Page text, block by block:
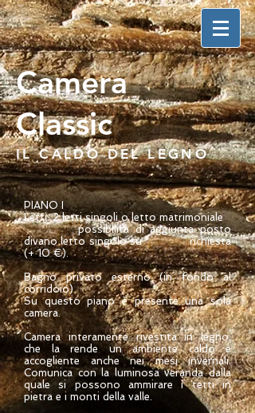
Camera
Classic
IL CALDO DEL LEGNO
PIANO I
Letti: 2 letti singoli o letto matrimoniale
possibilità di aggiunta posto
divano letto singolo su richiesta
(+ 10 €).
Bagno privato esterno (in fondo al
corridoio).
Su questo piano è presente una sola
camera.
Camera interamente rivestita in legno,
che la rende un ambiente caldo e
accogliente anche nei mesi invernali.
Comunica con la luminosa veranda dalla
quale si possono ammirare i tetti in
pietra e i monti della valle.